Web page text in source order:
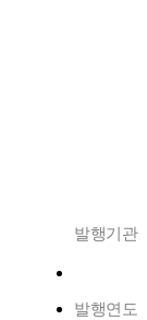
발행기관
발행연도